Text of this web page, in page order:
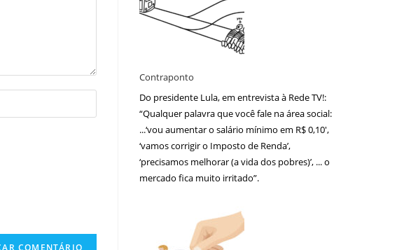
Contraponto
Do presidente Lula, em entrevista à Rede TV!:
“Qualquer palavra que você fale na área social:
...‘vou aumentar o salário mínimo em R$ 0,10′,
‘vamos corrigir o Imposto de Renda’,
‘precisamos melhorar (a vida dos pobres)’, ... o
mercado fica muito irritado”.